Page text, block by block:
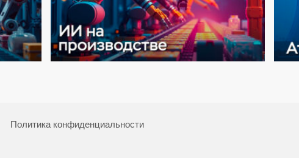
Политика конфиденциальности